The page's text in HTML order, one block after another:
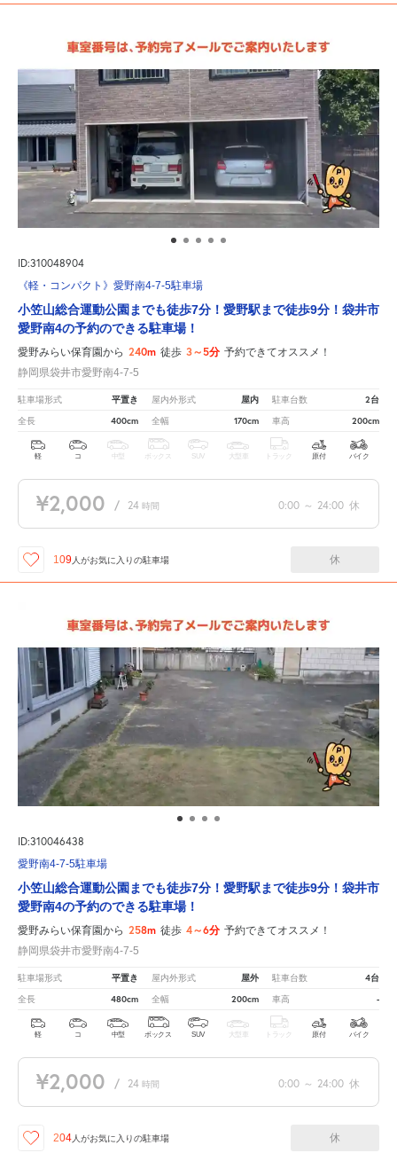
ID:310048904
《軽・コンパクト》愛野南4-7-5駐車場
小笠山総合運動公園までも徒歩7分！愛野駅まで徒歩9分！袋井市
愛野南4の予約のできる駐車場！
愛野みらい保育園から 240m 徒歩 3～5分 予約できてオススメ！
静岡県袋井市愛野南4-7-5
駐車場形式 平置き 屋内外形式 屋内 駐車台数 2台
全長 400cm 全幅 170cm 車高 200cm
軽 コ 中型 ボックス SUV 大型車 トラック 原付 バイク
¥2,000 / 24 時間 0:00 ～ 24:00 休
109人がお気に入りの駐車場 休
ID:310046438
愛野南4-7-5駐車場
小笠山総合運動公園までも徒歩7分！愛野駅まで徒歩9分！袋井市
愛野南4の予約のできる駐車場！
愛野みらい保育園から 258m 徒歩 4～6分 予約できてオススメ！
静岡県袋井市愛野南4-7-5
駐車場形式 平置き 屋内外形式 屋外 駐車台数 4台
全長 480cm 全幅 200cm 車高 -
軽 コ 中型 ボックス SUV 大型車 トラック 原付 バイク
¥2,000 / 24 時間 0:00 ～ 24:00 休
204人がお気に入りの駐車場 休